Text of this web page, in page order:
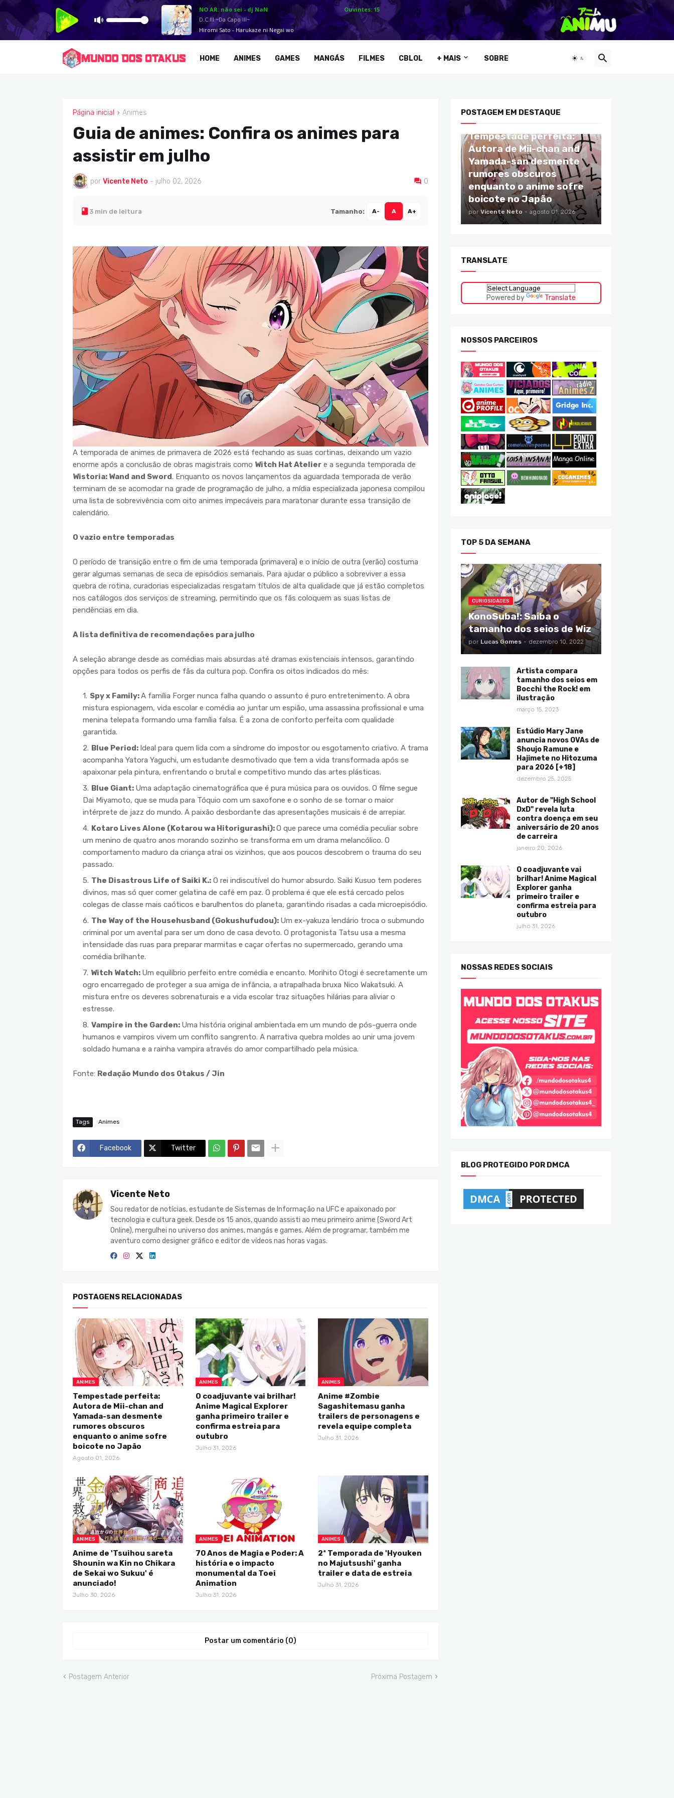
HOME ANIMES GAMES MANGÁS FILMES CBLOL + MAIS SOBRE
Página inicial Animes
ANIMES
Guia de animes: Confira os animes para
assistir em julho
por Vicente Neto - julho 02, 2026 0
3 min de leitura Tamanho: A- A A+
A temporada de animes de primavera de 2026 está fechando as suas cortinas, deixando um vazio
enorme após a conclusão de obras magistrais como Witch Hat Atelier e a segunda temporada de
Wistoria: Wand and Sword. Enquanto os novos lançamentos da aguardada temporada de verão
terminam de se acomodar na grade de programação de julho, a mídia especializada japonesa compilou
uma lista de sobrevivência com oito animes impecáveis para maratonar durante essa transição de
calendário.
O vazio entre temporadas
O período de transição entre o fim de uma temporada (primavera) e o início de outra (verão) costuma
gerar algumas semanas de seca de episódios semanais. Para ajudar o público a sobreviver a essa
quebra de rotina, curadorias especializadas resgatam títulos de alta qualidade que já estão completos
nos catálogos dos serviços de streaming, permitindo que os fãs coloquem as suas listas de
pendências em dia.
A lista definitiva de recomendações para julho
A seleção abrange desde as comédias mais absurdas até dramas existenciais intensos, garantindo
opções para todos os perfis de fãs da cultura pop. Confira os oitos indicados do mês:
Spy x Family:A família Forger nunca falha quando o assunto é puro entretenimento. A obra
mistura espionagem, vida escolar e comédia ao juntar um espião, uma assassina profissional e uma
menina telepata formando uma família falsa. É a zona de conforto perfeita com qualidade
garantida.
Blue Period: Ideal para quem lida com a síndrome do impostor ou esgotamento criativo. A trama
acompanha Yatora Yaguchi, um estudante desmotivado que tem a vida transformada após se
apaixonar pela pintura, enfrentando o brutal e competitivo mundo das artes plásticas.
Blue Giant: Uma adaptação cinematográfica que é pura música para os ouvidos. O filme segue
Dai Miyamoto, que se muda para Tóquio com um saxofone e o sonho de se tornar o maior
intérprete de jazz do mundo. A paixão desbordante das apresentações musicais é de arrepiar.
Kotaro Lives Alone (Kotarou wa Hitorigurashi):O que parece uma comédia peculiar sobre
um menino de quatro anos morando sozinho se transforma em um drama melancólico. O
comportamento maduro da criança atrai os vizinhos, que aos poucos descobrem o trauma do seu
passado.
The Disastrous Life of Saiki K.: O rei indiscutível do humor absurdo. Saiki Kusuo tem poderes
divinos, mas só quer comer gelatina de café em paz. O problema é que ele está cercado pelos
colegas de classe mais caóticos e barulhentos do planeta, garantindo risadas a cada microepisódio.
The Way of the Househusband (Gokushufudou): Um ex-yakuza lendário troca o submundo
criminal por um avental para ser um dono de casa devoto. O protagonista Tatsu usa a mesma
intensidade das ruas para preparar marmitas e caçar ofertas no supermercado, gerando uma
comédia brilhante.
Witch Watch: Um equilíbrio perfeito entre comédia e encanto. Morihito Otogi é secretamente um
ogro encarregado de proteger a sua amiga de infância, a atrapalhada bruxa Nico Wakatsuki. A
mistura entre os deveres sobrenaturais e a vida escolar traz situações hilárias para aliviar o
estresse.
Vampire in the Garden: Uma história original ambientada em um mundo de pós-guerra onde
humanos e vampiros vivem um conflito sangrento. A narrativa quebra moldes ao unir uma jovem
soldado humana e a rainha vampira através do amor compartilhado pela música.
Fonte: Redação Mundo dos Otakus / Jin
Tags Animes
Facebook Twitter
Vicente Neto
Sou redator de notícias, estudante de Sistemas de Informação na UFC e apaixonado por
tecnologia e cultura geek. Desde os 15 anos, quando assisti ao meu primeiro anime (Sword Art
Online), mergulhei no universo dos animes, mangás e games. Além de programar, também me
aventuro como designer gráfico e editor de vídeos nas horas vagas.
POSTAGENS RELACIONADAS
ANIMES
Tempestade perfeita:
Autora de Mii-chan and
Yamada-san desmente
rumores obscuros
enquanto o anime sofre
boicote no Japão
Agosto 01, 2026
ANIMES
O coadjuvante vai brilhar!
Anime Magical Explorer
ganha primeiro trailer e
confirma estreia para
outubro
Julho 31, 2026
ANIMES
Anime #Zombie
Sagashitemasu ganha
trailers de personagens e
revela equipe completa
Julho 31, 2026
ANIMES
Anime de 'Tsuihou sareta
Shounin wa Kin no Chikara
de Sekai wo Sukuu' é
anunciado!
Julho 30, 2026
ANIMES
70 Anos de Magia e Poder: A
história e o impacto
monumental da Toei
Animation
Julho 31, 2026
ANIMES
2ª Temporada de 'Hyouken
no Majutsushi' ganha
trailer e data de estreia
Julho 31, 2026
Postar um comentário (0)
Postagem Anterior Próxima Postagem
POSTAGEM EM DESTAQUE
Tempestade perfeita:
Autora de Mii-chan and
Yamada-san desmente
rumores obscuros
enquanto o anime sofre
boicote no Japão
por Vicente Neto - agosto 01, 2026
TRANSLATE
Powered by Translate
NOSSOS PARCEIROS
TOP 5 DA SEMANA
CURIOSIDADES
KonoSuba!: Saiba o
tamanho dos seios de Wiz
por Lucas Gomes - dezembro 10, 2022
Artista compara
tamanho dos seios em
Bocchi the Rock! em
ilustração
março 15, 2023
Estúdio Mary Jane
anuncia novos OVAs de
Shoujo Ramune e
Hajimete no Hitozuma
para 2026 [+18]
dezembro 25, 2025
Autor de "High School
DxD" revela luta
contra doença em seu
aniversário de 20 anos
de carreira
janeiro 20, 2026
O coadjuvante vai
brilhar! Anime Magical
Explorer ganha
primeiro trailer e
confirma estreia para
outubro
julho 31, 2026
NOSSAS REDES SOCIAIS
BLOG PROTEGIDO POR DMCA